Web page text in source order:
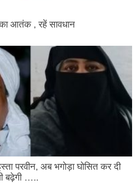
आतंक , रहें सावधान
परवीन, अब भगोड़ा घोसित कर दी
बढ़ेगी …..